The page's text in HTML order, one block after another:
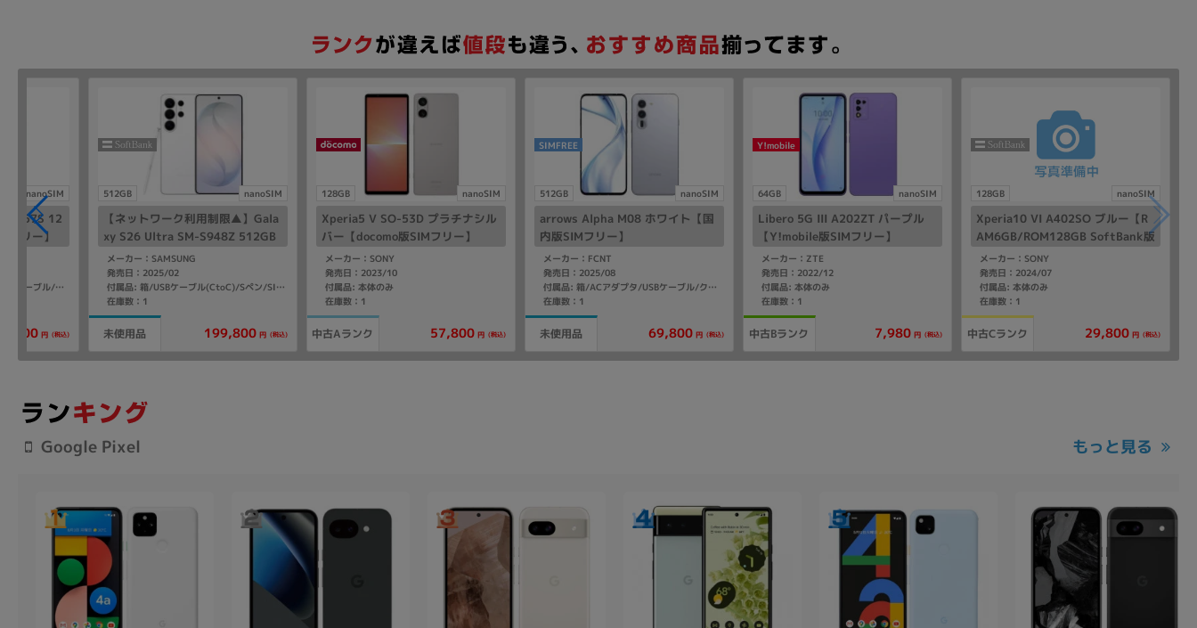
nanoSIM
GQ57S 12
フリー】
付属品: 箱/1m USB-C - USB-Cケーブル/マニュアル
円 (税込)
512GB nanoSIM
【ネットワーク利用制限▲】Gala
xy S26 Ultra SM-S948Z 512GB
ホワイト【SoftBank版 SIMフリ
ー】
メーカー：SAMSUNG
発売日：2025/02
付属品: 箱/USBケーブル(CtoC)/Sペン/SIM取り出し用ピン/マニュアル
在庫数：1
未使用品 199,800 円 (税込)
128GB nanoSIM
Xperia5 V SO-53D プラチナシル
バー【docomo版SIMフリー】
メーカー：SONY
発売日：2023/10
付属品: 本体のみ
在庫数：1
中古Aランク 57,800 円 (税込)
512GB nanoSIM
SIMFREE
arrows Alpha M08 ホワイト【国
内版SIMフリー】
メーカー：FCNT
発売日：2025/08
付属品: 箱/ACアダプタ/USBケーブル/クイックスタートガイド
在庫数：1
未使用品 69,800 円 (税込)
64GB nanoSIM
Y!mobile
Libero 5G III A202ZT パープル
【Y!mobile版SIMフリー】
メーカー：ZTE
発売日：2022/12
付属品: 本体のみ
在庫数：1
中古Bランク 7,980 円 (税込)
128GB nanoSIM
Xperia10 VI A402SO ブルー【R
AM6GB/ROM128GB SoftBank版
SIMフリー】
メーカー：SONY
発売日：2024/07
付属品: 本体のみ
在庫数：1
中古Cランク 29,800 円 (税込)
Google Pixel もっと見る